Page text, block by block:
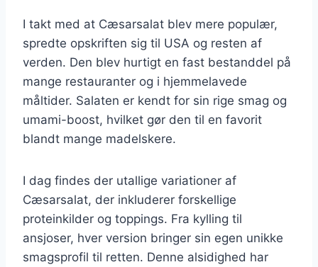
I takt med at Cæsarsalat blev mere populær,
spredte opskriften sig til USA og resten af
verden. Den blev hurtigt en fast bestanddel på
mange restauranter og i hjemmelavede
måltider. Salaten er kendt for sin rige smag og
umami-boost, hvilket gør den til en favorit
blandt mange madelskere.
I dag findes der utallige variationer af
Cæsarsalat, der inkluderer forskellige
proteinkilder og toppings. Fra kylling til
ansjoser, hver version bringer sin egen unikke
smagsprofil til retten. Denne alsidighed har